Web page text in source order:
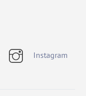
Instagram